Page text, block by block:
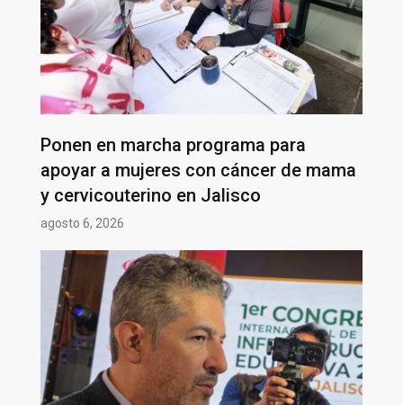
Ponen en marcha programa para
apoyar a mujeres con cáncer de mama
y cervicouterino en Jalisco
agosto 6, 2026